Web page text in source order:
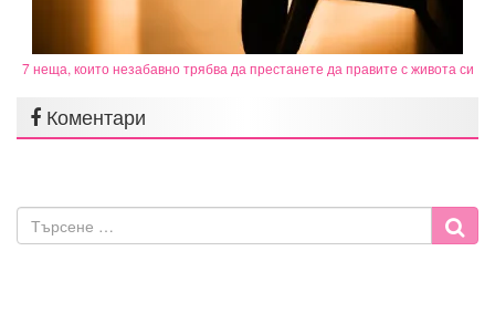
7 неща, които незабавно трябва да престанете да правите с живота си
Коментари